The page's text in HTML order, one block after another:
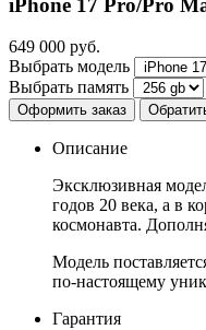
649 000 руб.
Выбрать модель
Выбрать память
Оформить заказ
Описание
Эксклюзивная
годов 20 века, а в
космонавта.
Модель
по-настоящему
Гарантия